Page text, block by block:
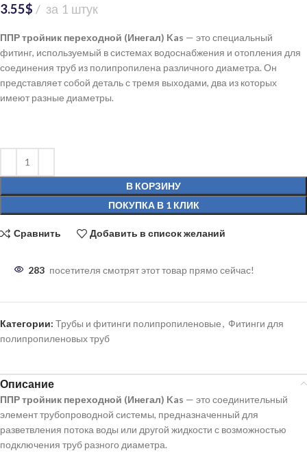
3.55$ за 1 штук
ППР тройник переходной (Инегал) Kas — это специальный
фитинг, используемый в системах водоснабжения и отопления для
соединения труб из полипропилена различного диаметра. Он
представляет собой деталь с тремя выходами, два из которых
имеют разные диаметры.
В КОРЗИНУ
ПОКУПКА В 1 КЛИК
Сравнить Добавить в список желаний
283 посетителя смотрят этот товар прямо сейчас!
Категории: Трубы и фитинги полипропиленовые, Фитинги для
полипропиленовых труб
Описание
ППР тройник переходной (Инегал) Kas — это соединительный
элемент трубопроводной системы, предназначенный для
разветвления потока воды или другой жидкости с возможностью
подключения труб разного диаметра.